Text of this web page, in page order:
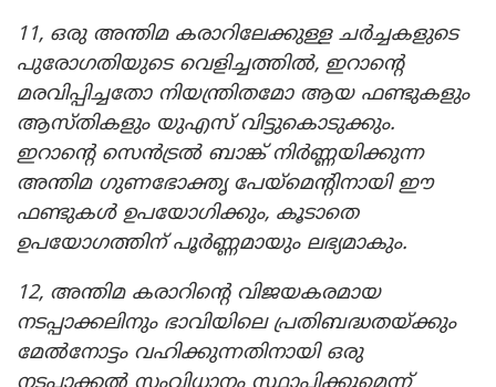
11, ഒരു അന്തിമ കരാറിലേക്കുള്ള ചർച്ചകളുടെ
പുരോഗതിയുടെ വെളിച്ചത്തിൽ, ഇറാന്റെ
മരവിപ്പിച്ചതോ നിയന്ത്രിതമോ ആയ ഫണ്ടുകളും
ആസ്തികളും യുഎസ് വിട്ടുകൊടുക്കും.
ഇറാന്റെ സെൻട്രൽ ബാങ്ക് നിർണ്ണയിക്കുന്ന
അന്തിമ ഗുണഭോക്തൃ പേയ്‌മെന്റിനായി ഈ
ഫണ്ടുകൾ ഉപയോഗിക്കും, കൂടാതെ
ഉപയോഗത്തിന് പൂർണ്ണമായും ലഭ്യമാകും.
12, അന്തിമ കരാറിന്റെ വിജയകരമായ
നടപ്പാക്കലിനും ഭാവിയിലെ പ്രതിബദ്ധതയ്ക്കും
മേൽനോട്ടം വഹിക്കുന്നതിനായി ഒരു